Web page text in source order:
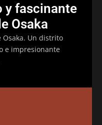
y fascinante
Osaka
Osaka. Un distrito
e impresionante